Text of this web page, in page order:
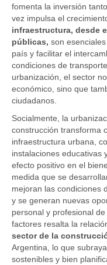
fomenta la inversión
vez impulsa el
infraestructura, desde
públicas, son
país y facilitar el
condiciones de
urbanización, el sector
económico, sino que
ciudadanos.
Socialmente, la
construcción transforma
infraestructura urbana,
instalaciones educativas
efecto positivo en el
medida que se
mejoran las condiciones
y se generan nuevas
personal y profesional
factores resalta la
sector de la
Argentina, lo que
sostenibles y bien